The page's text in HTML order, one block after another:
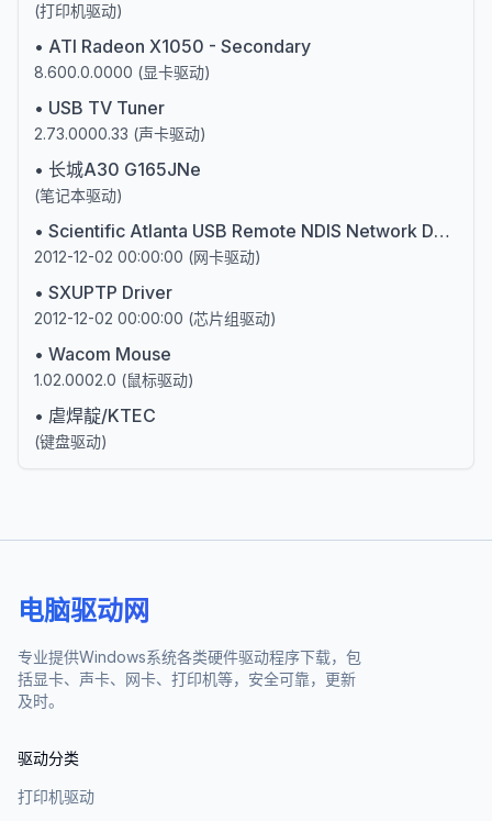
(打印机驱动)
• ATI Radeon X1050 - Secondary
8.600.0.0000 (显卡驱动)
• USB TV Tuner
2.73.0000.33 (声卡驱动)
• 长城A30 G165JNe
(笔记本驱动)
• Scientific Atlanta USB Remote NDIS Network Device
2012-12-02 00:00:00 (网卡驱动)
• SXUPTP Driver
2012-12-02 00:00:00 (芯片组驱动)
• Wacom Mouse
1.02.0002.0 (鼠标驱动)
• 虐焊靛/KTEC
(键盘驱动)
电脑驱动网
专业提供Windows系统各类硬件驱动程序下载，包
括显卡、声卡、网卡、打印机等，安全可靠，更新
及时。
驱动分类
打印机驱动